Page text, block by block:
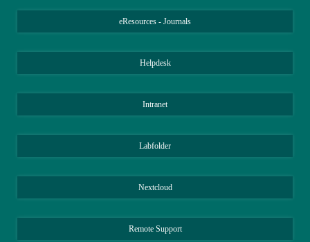
eResources - Journals
Helpdesk
Intranet
Labfolder
Nextcloud
Remote Support